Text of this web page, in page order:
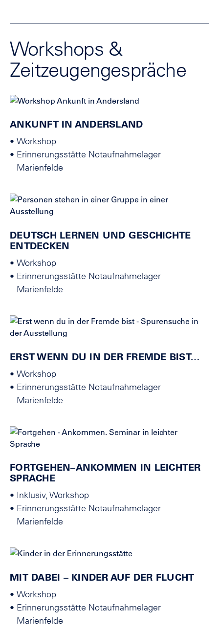
Workshops &
Zeitzeugengespräche
ANKUNFT IN ANDERSLAND
• Workshop
• Erinnerungsstätte Notaufnahmelager
Marienfelde
DEUTSCH LERNEN UND GESCHICHTE
ENTDECKEN
• Workshop
• Erinnerungsstätte Notaufnahmelager
Marienfelde
ERST WENN DU IN DER FREMDE BIST…
• Workshop
• Erinnerungsstätte Notaufnahmelager
Marienfelde
FORTGEHEN–ANKOMMEN IN LEICHTER
SPRACHE
• Inklusiv, Workshop
• Erinnerungsstätte Notaufnahmelager
Marienfelde
MIT DABEI – KINDER AUF DER FLUCHT
• Workshop
• Erinnerungsstätte Notaufnahmelager
Marienfelde